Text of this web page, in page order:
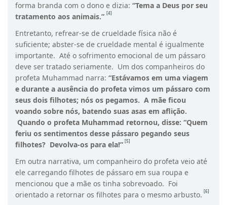
forma branda com o dono e dizia: “Tema a Deus por seu
tratamento aos animais.” [4]
Entretanto, refrear-se de crueldade física não é
suficiente; abster-se de crueldade mental é igualmente
importante. Até o sofrimento emocional de um pássaro
deve ser tratado seriamente. Um dos companheiros do
profeta Muhammad narra: “Estávamos em uma viagem
e durante a ausência do profeta vimos um pássaro com
seus dois filhotes; nós os pegamos. A mãe ficou
voando sobre nós, batendo suas asas em aflição.
Quando o profeta Muhammad retornou, disse: “Quem
feriu os sentimentos desse pássaro pegando seus
filhotes? Devolva-os para ela!” [5]
Em outra narrativa, um companheiro do profeta veio até
ele carregando filhotes de pássaro em sua roupa e
mencionou que a mãe os tinha sobrevoado. Foi
orientado a retornar os filhotes para o mesmo arbusto. [6]